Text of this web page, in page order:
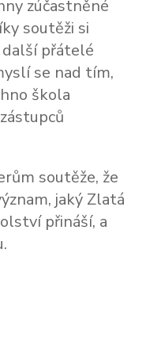
zúčastněné
soutěži si
přátelé
se nad tím,
škola
soutěže, že
jaký Zlatá
přináší, a